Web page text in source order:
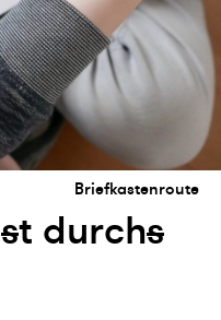
Briefkastenroute
st durchs